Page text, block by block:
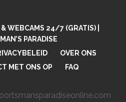
WEBCAMS 24/7 (GRATIS) |
PARADISE
OVER ONS
MET ONS OP
FAQ